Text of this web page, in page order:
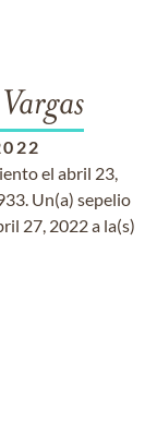
el abril 23,
Un(a) sepelio
27, 2022 a la(s)